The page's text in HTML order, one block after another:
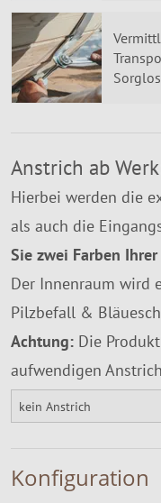
Anstrich ab
Hierbei werden die
als auch die
Sie zwei Farben
Der Innenraum wird
Pilzbefall &
Achtung: Die
aufwendigen
Konfiguration